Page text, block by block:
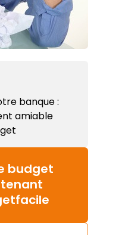
banque :
amiable
budget